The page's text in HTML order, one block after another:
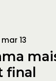
mar 13
final